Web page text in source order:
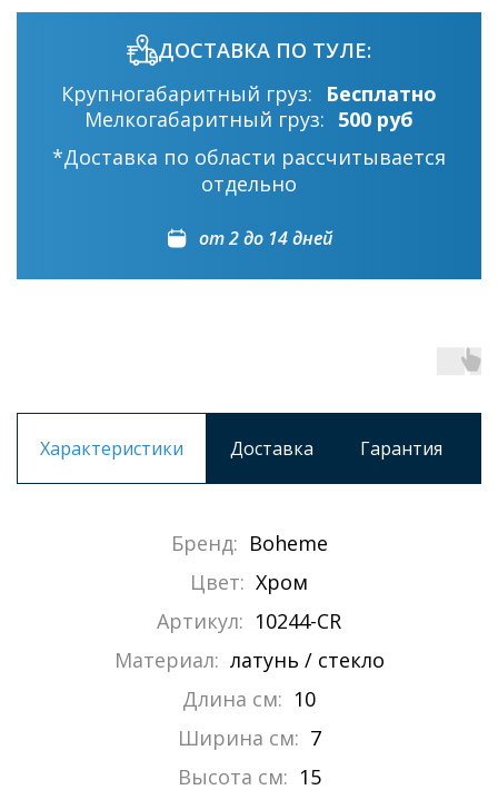
ДОСТАВКА ПО ТУЛЕ:
Крупногабаритный груз:
Бесплатно
Мелкогабаритный груз: 500 руб
*Доставка по области рассчитывается
отдельно
от 2 до 14 дней
Характеристики Доставка Гарантия
Бренд: Boheme
Цвет: Хром
Артикул: 10244-CR
Материал: латунь / стекло
Длина см: 10
Ширина см: 7
Высота см: 15